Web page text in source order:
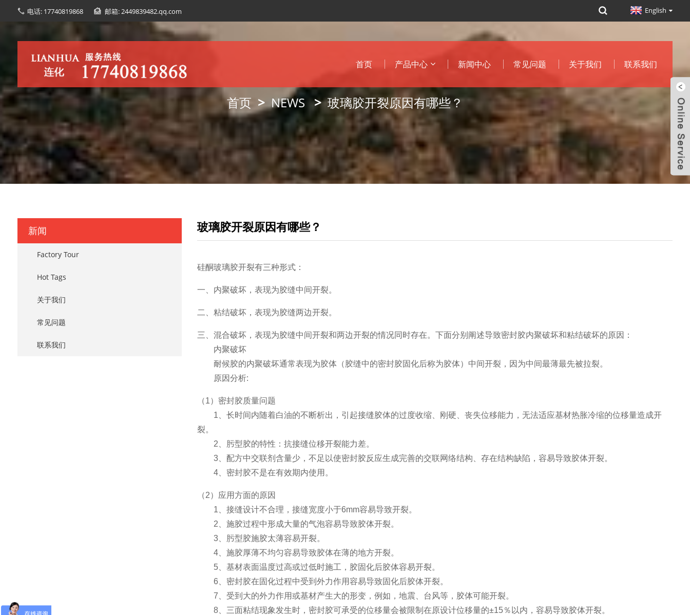
电话: 17740819868 邮箱: 2449839482.qq.com English
首页 产品中心 新闻中心 常见问题 关于我们 联系我们
首页 NEWS 玻璃胶开裂原因有哪些？
新闻
Factory Tour
Hot Tags
关于我们
常见问题
联系我们
玻璃胶开裂原因有哪些？
硅酮玻璃胶开裂有三种形式：
一、内聚破坏，表现为胶缝中间开裂。
二、粘结破坏，表现为胶缝两边开裂。
三、混合破坏，表现为胶缝中间开裂和两边开裂的情况同时存在。下面分别阐述导致密封胶内聚破坏和粘结破坏的原因：
内聚破坏
耐候胶的内聚破坏通常表现为胶体（胶缝中的密封胶固化后称为胶体）中间开裂，因为中间最薄最先被拉裂。
原因分析:
（1）密封胶质量问题
1、长时间内随着白油的不断析出，引起接缝胶体的过度收缩、刚硬、丧失位移能力，无法适应基材热胀冷缩的位移量造成开
裂。
2、肟型胶的特性：抗接缝位移开裂能力差。
3、配方中交联剂含量少，不足以使密封胶反应生成完善的交联网络结构、存在结构缺陷，容易导致胶体开裂。
4、密封胶不是在有效期内使用。
（2）应用方面的原因
1、接缝设计不合理，接缝宽度小于6mm容易导致开裂。
2、施胶过程中形成大量的气泡容易导致胶体开裂。
3、肟型胶施胶太薄容易开裂。
4、施胶厚薄不均匀容易导致胶体在薄的地方开裂。
5、基材表面温度过高或过低时施工，胶固化后胶体容易开裂。
6、密封胶在固化过程中受到外力作用容易导致固化后胶体开裂。
7、受到大的外力作用或基材产生大的形变，例如，地震、台风等，胶体可能开裂。
8、三面粘结现象发生时，密封胶可承受的位移量会被限制在原设计位移量的±15％以内，容易导致胶体开裂。